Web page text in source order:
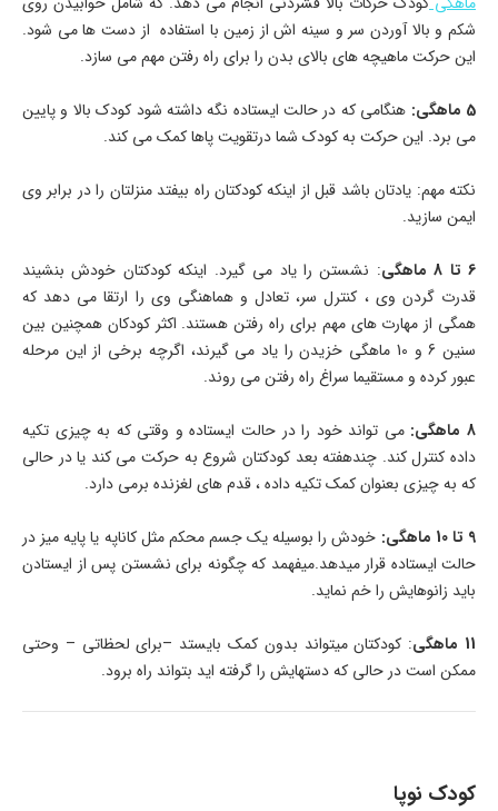
شکم و بالا آوردن سر و سینه اش از زمین با استفاده از دست ها می شود.
این حرکت ماهیچه های بالای بدن را برای راه رفتن مهم می سازد.
5 ماهگی:
هنگامی که در حالت ایستاده نگه داشته شود کودک بالا و پایین
می برد. این حرکت به کودک شما درتقویت پاها کمک می کند.
نکته مهم: یادتان باشد قبل از اینکه کودکتان راه بیفتد منزلتان را در برابر وی
ایمن سازید.
6 تا 8 ماهگی
: نشستن را یاد می گیرد. اینکه کودکتان خودش بنشیند
قدرت گردن وی ، کنترل سر، تعادل و هماهنگی وی را ارتقا می دهد که
همگی از مهارت های مهم برای راه رفتن هستند. اکثر کودکان همچنین بین
سنین 6 و 10 ماهگی خزیدن را یاد می گیرند، اگرچه برخی از این مرحله
عبور کرده و مستقیما سراغ راه رفتن می روند.
8 ماهگی:
می تواند خود را در حالت ایستاده و وقتی که به چیزی تکیه
داده کنترل کند. چندهفته بعد کودکتان شروع به حرکت می کند یا در حالی
که به چیزی بعنوان کمک تکیه داده ، قدم های لغزنده برمی دارد.
9 تا 10 ماهگی:
خودش را بوسیله یک جسم محکم مثل کاناپه یا پایه میز در
حالت ایستاده قرار میدهد.میفهمد که چگونه برای نشستن پس از ایستادن
باید زانوهایش را خم نماید.
11 ماهگی
: کودکتان میتواند بدون کمک بایستد –برای لحظاتی – وحتی
ممکن است در حالی که دستهایش را گرفته اید بتواند راه برود.
کودک نوپا